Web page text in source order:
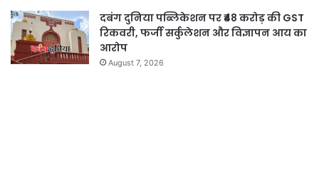
दबंग दुनिया पब्लिकेशन पर ₹48 करोड़ की GST
रिकवरी, फर्जी सर्कुलेशन और विज्ञापन आय का
आरोप
August 7, 2026